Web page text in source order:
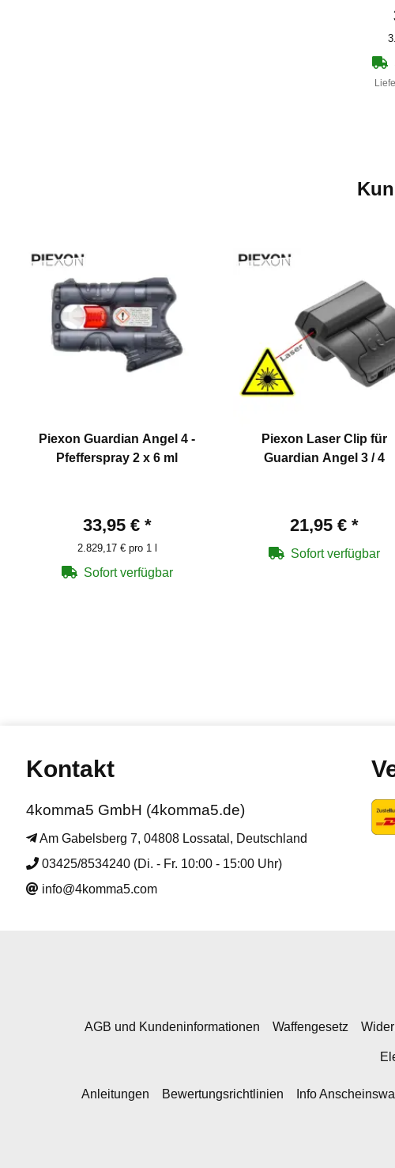
Piexon Guardian Angel 4 -
Pfefferspray 2 x 6 ml
33,95 € *
2.829,17 € pro 1 l
Sofort verfügbar
Piexon Laser Clip für
Guardian Angel 3 / 4
21,95 € *
Sofort verfügbar
Kontakt
4komma5 GmbH (4komma5.de)
Am Gabelsberg 7, 04808 Lossatal, Deutschland
03425/8534240 (Di. - Fr. 10:00 - 15:00 Uhr)
info@4komma5.com
AGB und Kundeninformationen Waffengesetz
Anleitungen Bewertungsrichtlinien Info